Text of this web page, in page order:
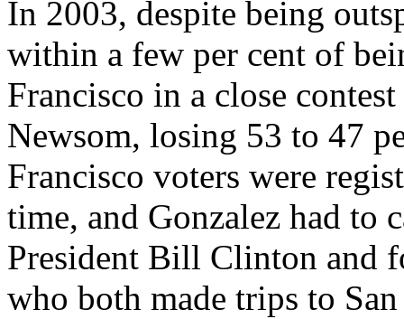
In 2003, despite being
within a few per cent of
Francisco in a close
Newsom, losing 53 to 47
Francisco voters were
time, and Gonzalez had to
President Bill Clinton and
who both made trips to